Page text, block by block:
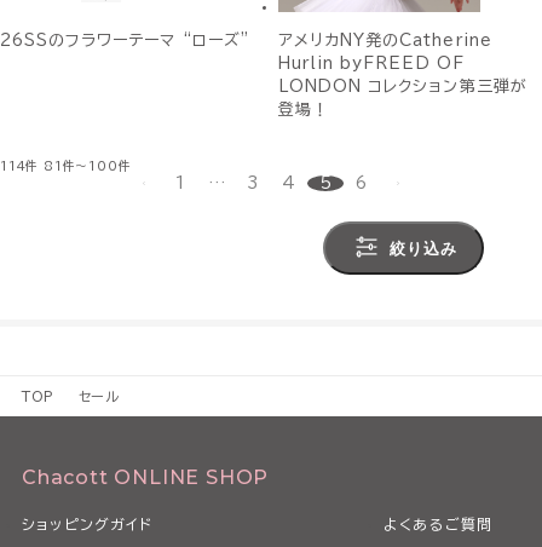
26SSのフラワーテーマ “ローズ”
アメリカNY発のCatherine
Hurlin byFREED OF
LONDON コレクション第三弾が
登場！
114件 81件～100件
1 … 3 4 5 6
絞り込み
TOP セール
Chacott ONLINE SHOP
ショッピングガイド よくあるご質問